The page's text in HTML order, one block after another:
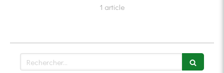
1 article
Rechercher